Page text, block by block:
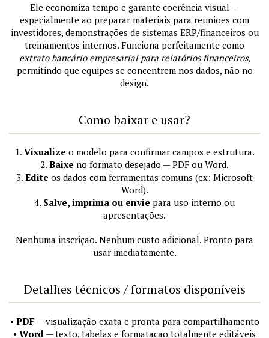
Ele economiza tempo e garante coerência visual —
especialmente ao preparar materiais para reuniões com
investidores, demonstrações de sistemas ERP/financeiros ou
treinamentos internos. Funciona perfeitamente como
extrato bancário empresarial para relatórios financeiros,
permitindo que equipes se concentrem nos dados, não no
design.
Como baixar e usar?
1. Visualize o modelo para confirmar campos e estrutura.
2. Baixe no formato desejado — PDF ou Word.
3. Edite os dados com ferramentas comuns (ex: Microsoft
Word).
4. Salve, imprima ou envie para uso interno ou
apresentações.
Nenhuma inscrição. Nenhum custo adicional. Pronto para
usar imediatamente.
Detalhes técnicos / formatos disponíveis
• PDF— visualização exata e pronta para compartilhamento
• Word — texto, tabelas e formatação totalmente editáveis